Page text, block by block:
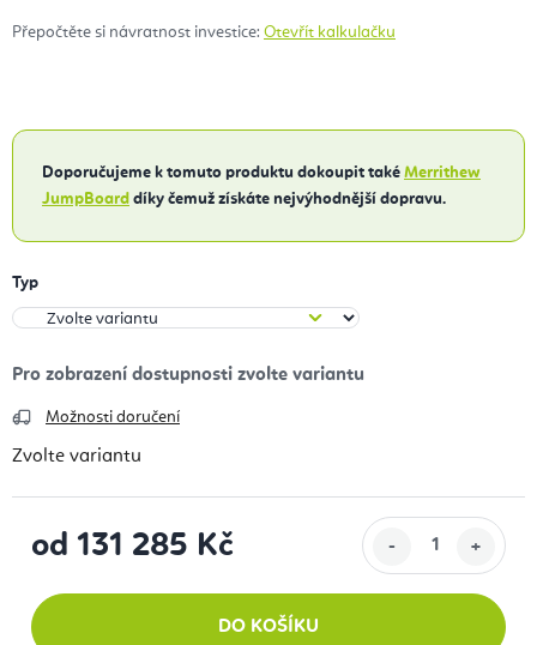
Přepočtěte si návratnost investice: Otevřít kalkulačku
Doporučujeme k tomuto produktu dokoupit také Merrithew
JumpBoard díky čemuž získáte nejvýhodnější dopravu.
Typ
Možnosti doručení
Zvolte variantu
od 131 285 Kč
DO KOŠÍKU